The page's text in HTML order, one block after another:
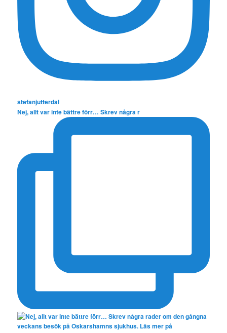
stefanjutterdal
Nej, allt var inte bättre förr… Skrev några r